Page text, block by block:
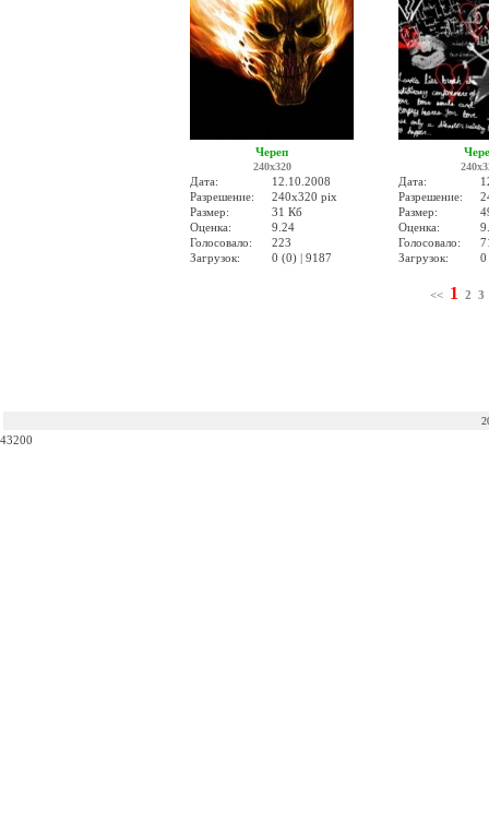
Череп
240x320
Дата:
12.10.2008
Разрешение:
240x320 pix
Размер:
31 Кб
Оценка:
9.24
Голосовало:
223
Загрузок:
0 (0) | 9187
Дата:
Разрешение:
Размер:
Оценка:
Голосовало:
Загрузок:
0
<< 1 2 3
43200